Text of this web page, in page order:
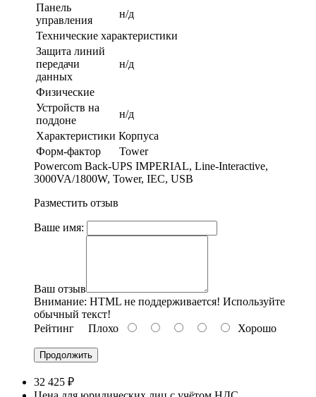
Панель
управления
н/д
Технические характеристики
Защита линий
передачи
данных
н/д
Физические
Устройств на
поддоне
н/д
Характеристики Корпуса
Форм-фактор
Tower
Powercom Back-UPS IMPERIAL, Line-Interactive,
3000VA/1800W, Tower, IEC, USB
Разместить отзыв
Ваше имя:
Ваш отзыв
Внимание: HTML не поддерживается! Используйте
обычный текст!
Рейтинг Плохо Хорошо
Продолжить
32 425 ₽